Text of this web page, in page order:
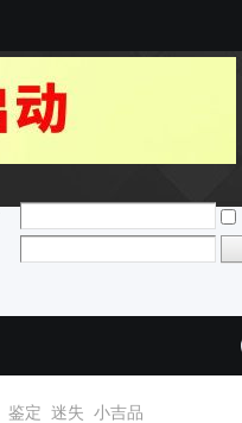
鉴定 迷失 小吉品